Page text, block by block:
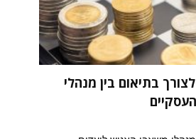
לצורך בתיאום בין מנהלי